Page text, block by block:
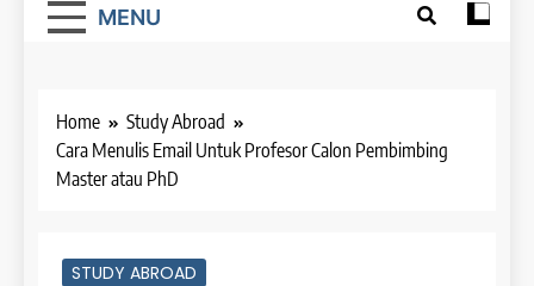
MENU
Home
Study Abroad
Cara Menulis Email Untuk Profesor Calon Pembimbing
Master atau PhD
STUDY ABROAD